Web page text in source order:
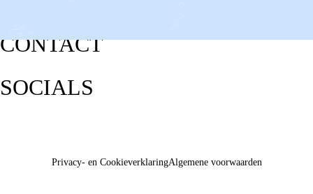
CONTACT
SOCIALS
Privacy- en CookieverklaringAlgemene voorwaarden